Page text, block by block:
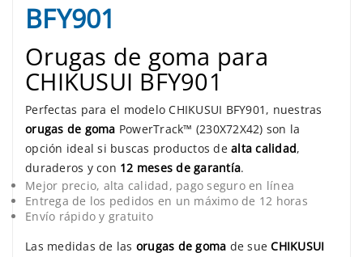
BFY901
Orugas de goma para
CHIKUSUI BFY901
Perfectas para el modelo CHIKUSUI BFY901, nuestras
orugas de goma PowerTrack™ (230X72X42) son la
opción ideal si buscas productos de alta calidad,
duraderos y con 12 meses de garantía.
Mejor precio, alta calidad, pago seguro en línea
Entrega de los pedidos en un máximo de 12 horas
Envío rápido y gratuito
Las medidas de las orugas de goma de sueCHIKUSUI